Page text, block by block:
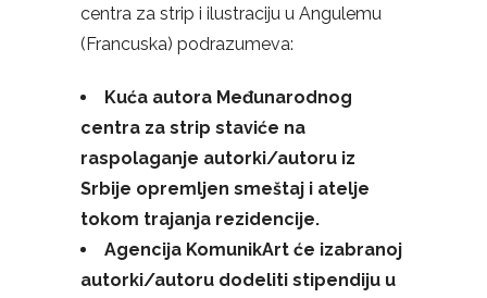
centra za strip i ilustraciju u Angulemu
(Francuska) podrazumeva:
Kuća autora Međunarodnog
centra za strip staviće na
raspolaganje autorki/autoru iz
Srbije opremljen smeštaj i atelje
tokom trajanja rezidencije.
Agencija KomunikArt će izabranoj
autorki/autoru dodeliti stipendiju u